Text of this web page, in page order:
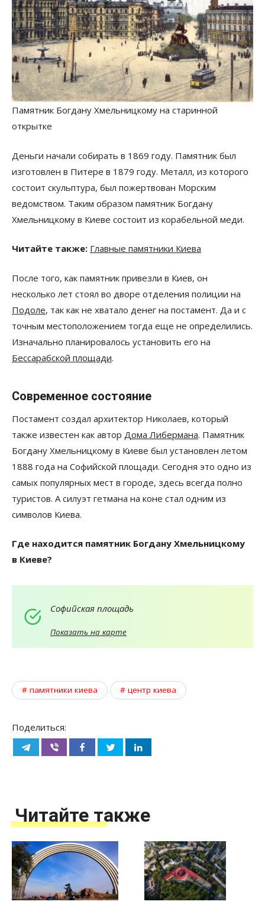
Памятник Богдану Хмельницкому на старинной
открытке
Деньги начали собирать в 1869 году. Памятник был
изготовлен в Питере в 1879 году. Металл, из которого
состоит скульптура, был пожертвован Морским
ведомством. Таким образом памятник Богдану
Хмельницкому в Киеве состоит из корабельной меди.
Читайте также: Главные памятники Киева
После того, как памятник привезли в Киев, он
несколько лет стоял во дворе отделения полиции на
Подоле, так как не хватало денег на постамент. Да и с
точным местоположением тогда еще не определились.
Изначально планировалось установить его на
Бессарабской площади.
Современное состояние
Постамент создал архитектор Николаев, который
также известен как автор Дома Либермана. Памятник
Богдану Хмельницкому в Киеве был установлен летом
1888 года на Софийской площади. Сегодня это одно из
самых популярных мест в городе, здесь всегда полно
туристов. А силуэт гетмана на коне стал одним из
символов Киева.
Где находится памятник Богдану Хмельницкому
в Киеве?
Софийская площадь
Показать на карте
памятники киева центр киева
Поделиться:
Читайте также